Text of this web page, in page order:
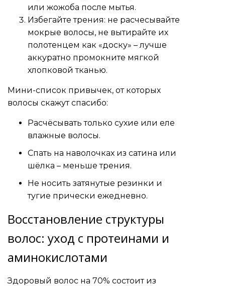
или жожоба после мытья.
Избегайте трения: не расчесывайте
мокрые волосы, не вытирайте их
полотенцем как «доску» – лучше
аккуратно промокните мягкой
хлопковой тканью.
Мини-список привычек, от которых
волосы скажут спасибо:
Расчёсывать только сухие или еле
влажные волосы.
Спать на наволочках из сатина или
шёлка – меньше трения.
Не носить затянутые резинки и
тугие прически ежедневно.
Восстановление структуры
волос: уход с протеинами и
аминокислотами
Здоровый волос на 70% состоит из